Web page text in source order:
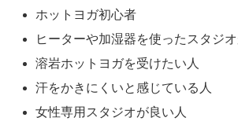
ホットヨガ初心者
ヒーターや加湿器を使ったスタジ
溶岩ホットヨガを受けたい人
汗をかきにくいと感じている人
女性専用スタジオが良い人